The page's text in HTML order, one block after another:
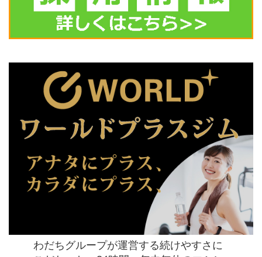
わだちグループが運営する続けやすさに